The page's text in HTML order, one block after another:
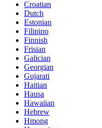
Croatian
Dutch
Estonian
Filipino
Finnish
Frisian
Galician
Georgian
Gujarati
Haitian
Hausa
Hawaiian
Hebrew
Hmong